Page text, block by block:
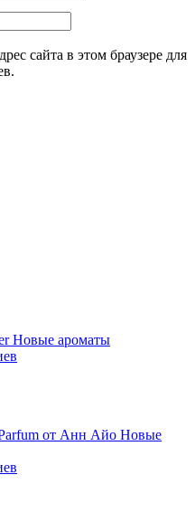
сайта в этом браузере для
Новые ароматы
от Анн Айо Новые